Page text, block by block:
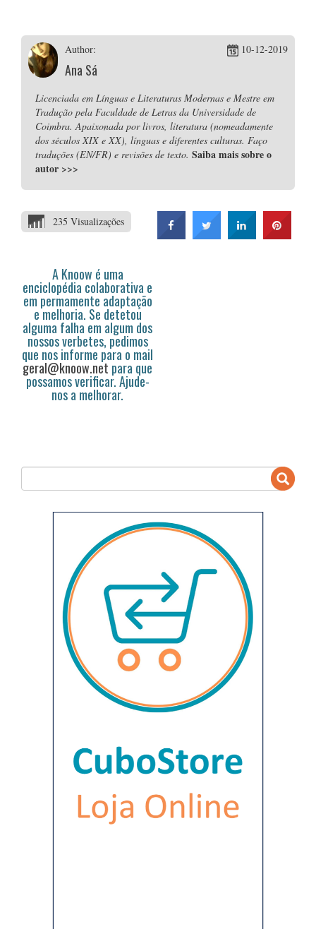
Author:
Ana Sá
10-12-2019
Licenciada em Línguas e Literaturas Modernas e Mestre em
Tradução pela Faculdade de Letras da Universidade de
Coimbra. Apaixonada por livros, literatura (nomeadamente
dos séculos XIX e XX), línguas e diferentes culturas. Faço
traduções (EN/FR) e revisões de texto. Saiba mais sobre o
autor >>>
235 Visualizações
A Knoow é uma
enciclopédia colaborativa e
em permamente adaptação
e melhoria. Se detetou
alguma falha em algum dos
nossos verbetes, pedimos
que nos informe para o mail
geral@knoow.net para que
possamos verificar. Ajude-
nos a melhorar.